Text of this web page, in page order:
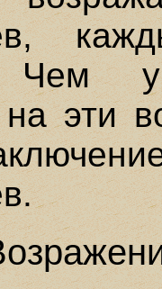
Чем
на эти